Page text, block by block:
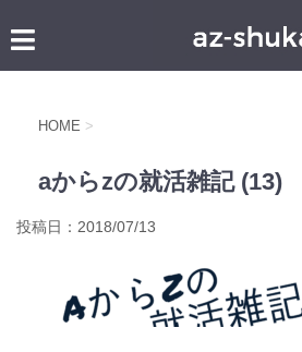
HOME >
aからzの就活雑記 (13)
投稿日： 2018/07/13